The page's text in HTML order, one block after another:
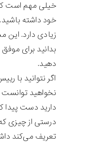
خیلی مهم است که
خود داشته
زیادی دارد. این
بدانید برای
دهید.
اگر نتوانید با
نخواهید توانست
دارید دست پیدا
درستی از چیزی
تعریف می‌کند